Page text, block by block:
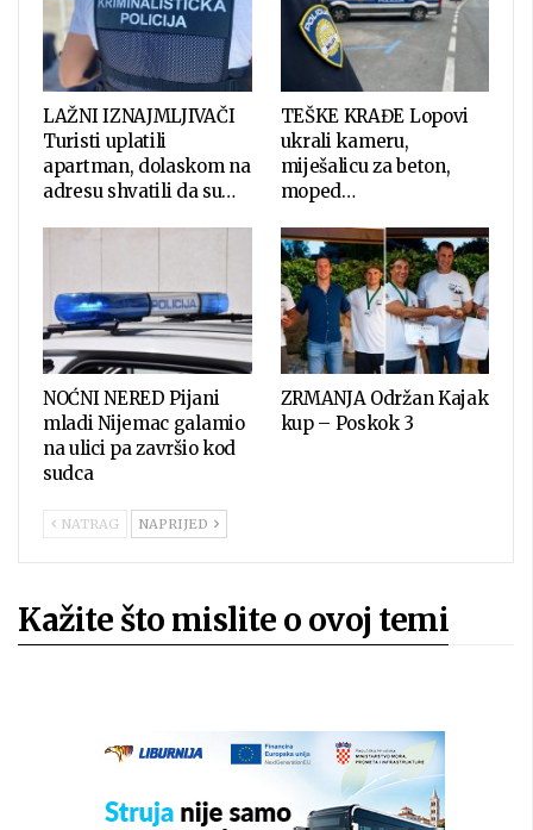
LAŽNI IZNAJMLJIVAČI
Turisti uplatili
apartman, dolaskom na
adresu shvatili da su…
TEŠKE KRAĐE Lopovi
ukrali kameru,
miješalicu za beton,
moped…
NOĆNI NERED Pijani
mladi Nijemac galamio
na ulici pa završio kod
sudca
ZRMANJA Održan Kajak
kup – Poskok 3
NATRAG NAPRIJED
Kažite što mislite o ovoj temi